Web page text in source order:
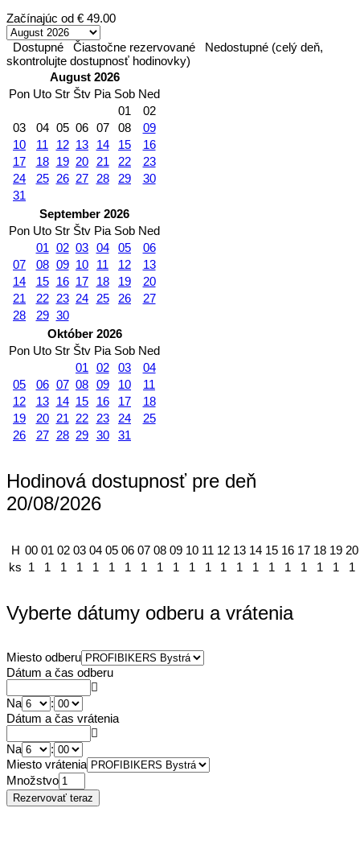
Začínajúc od € 49.00
Dostupné Čiastočne rezervované
Nedostupné (celý deň,
skontrolujte dostupnosť hodinovky)
August 2026
Pon Uto Str Štv Pia Sob Ned
01
02
03
04 05 06 07 08
09
10
11 12 13 14 15
16
17
18 19 20 21 22
23
24
25 26 27 28 29
30
31
September 2026
Pon Uto Str Štv Pia Sob Ned
01 02 03 04 05
06
07
08 09 10 11 12
13
14
15 16 17 18 19
20
21
22 23 24 25 26
27
28
29 30
Október 2026
Pon Uto Str Štv Pia Sob Ned
01
02 03
04
05
06 07 08 09 10
11
12
13 14 15 16 17
18
19
20 21 22 23 24
25
26
27 28 29 30 31
Hodinová dostupnosť pre deň
20/08/2026
H 00 01 02 03 04 05 06 07 08 09 10 11 12 13 14 15 16 17 18 19 20
ks 1 1 1 1 1 1 1 1 1 1 1 1 1 1 1 1 1 1 1 1 1
Vyberte dátumy odberu a vrátenia
Miesto odberu
Dátum a čas odberu
Na
:
Dátum a čas vrátenia
Na
:
Miesto vrátenia
Množstvo